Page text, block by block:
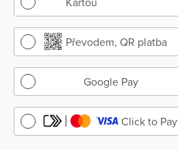
Převodem, QR platba
Google Pay
Click to Pay